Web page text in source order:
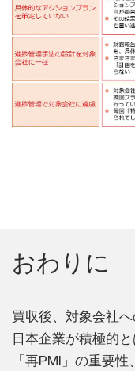
おわりに
買収後、対象会社
日本企業が積極的
「再PMI」の重要